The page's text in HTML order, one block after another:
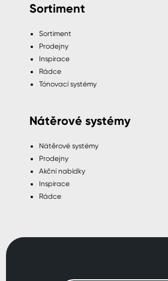
Sortiment
Sortiment
Prodejny
Inspirace
Rádce
Tónovací systémy
Nátěrové systémy
Nátěrové systémy
Prodejny
Akční nabídky
Inspirace
Rádce